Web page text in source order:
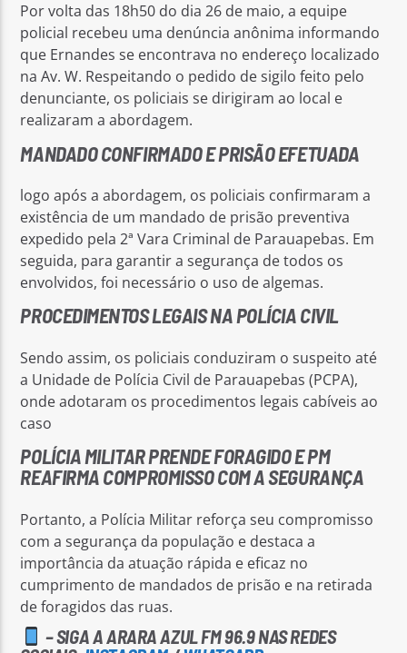
Por volta das 18h50 do dia 26 de maio, a equipe
policial recebeu uma denúncia anônima informando
que Ernandes se encontrava no endereço localizado
na Av. W. Respeitando o pedido de sigilo feito pelo
denunciante, os policiais se dirigiram ao local e
realizaram a abordagem.
MANDADO CONFIRMADO E PRISÃO EFETUADA
logo após a abordagem, os policiais confirmaram a
existência de um mandado de prisão preventiva
expedido pela 2ª Vara Criminal de Parauapebas. Em
seguida, para garantir a segurança de todos os
envolvidos, foi necessário o uso de algemas.
PROCEDIMENTOS LEGAIS NA POLÍCIA CIVIL
Sendo assim, os policiais conduziram o suspeito até
a Unidade de Polícia Civil de Parauapebas (PCPA),
onde adotaram os procedimentos legais cabíveis ao
caso
POLÍCIA MILITAR PRENDE FORAGIDO E PM
REAFIRMA COMPROMISSO COM A SEGURANÇA
Portanto, a Polícia Militar reforça seu compromisso
com a segurança da população e destaca a
importância da atuação rápida e eficaz no
cumprimento de mandados de prisão e na retirada
de foragidos das ruas.
– SIGA A ARARA AZUL FM 96.9 NAS REDES